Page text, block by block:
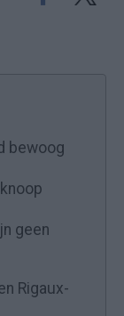
bewoog
geen
Rigaux-